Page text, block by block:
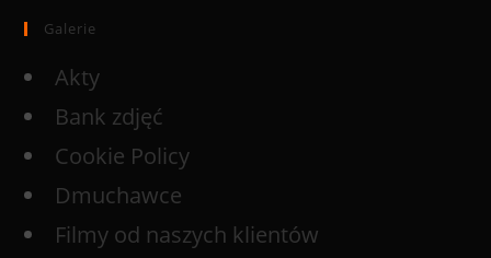
Galerie
Akty
Bank zdjęć
Cookie Policy
Dmuchawce
Filmy od naszych klientów